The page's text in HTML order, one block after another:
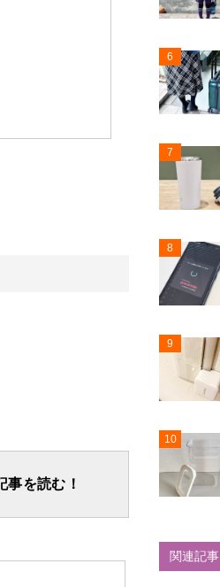
を読む！
6
7
8
9
10
関連記事